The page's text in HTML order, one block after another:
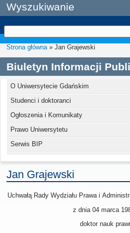
Wyszukiwanie
Strona główna» Jan Grajewski
Biuletyn Informacji
O Uniwersytecie Gdańskim
Studenci i doktoranci
Ogłoszenia i Komunikaty
Prawo Uniwersytetu
Serwis BIP
Jan Grajewski
Uchwałą Rady Wydziału Prawa i
z dnia 04 marca
doktor nauk